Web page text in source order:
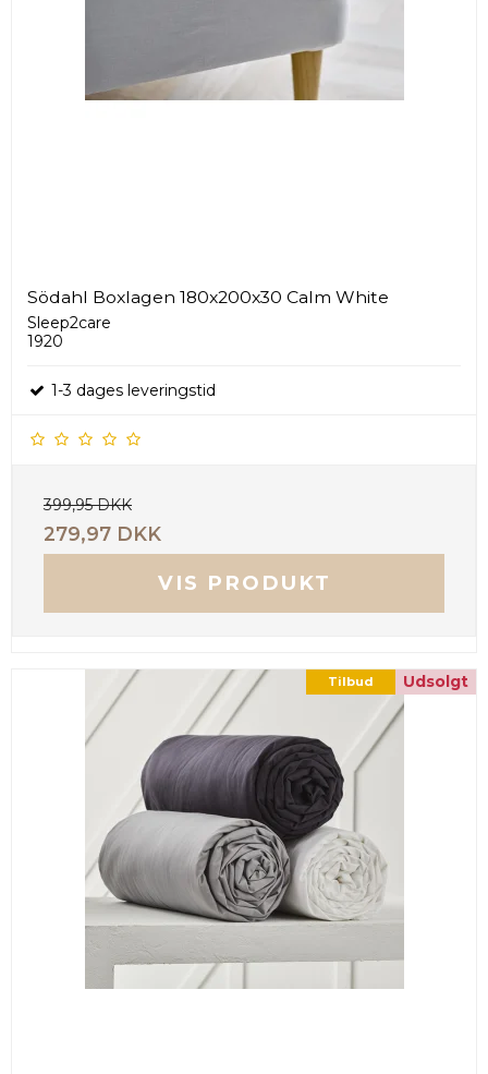
Södahl Boxlagen 180x200x30 Calm White
Sleep2care
1920
1-3 dages leveringstid
399,95 DKK
279,97 DKK
VIS PRODUKT
Tilbud Udsolgt